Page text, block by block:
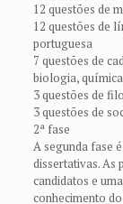
12 questões de
12 questões de
portuguesa
7 questões de
biologia,
3 questões de
3 questões de
2ª fase
A segunda fase
dissertativas. As
candidatos e
conhecimento